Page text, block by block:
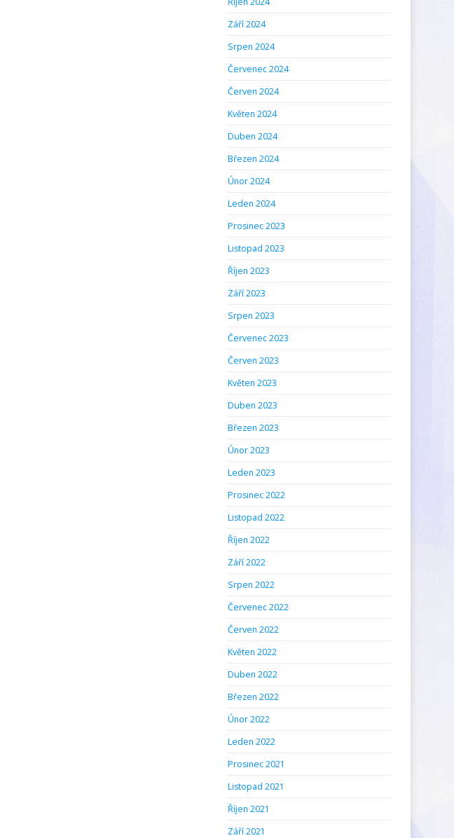
Září 2024
Srpen 2024
Červenec 2024
Červen 2024
Květen 2024
Duben 2024
Březen 2024
Únor 2024
Leden 2024
Prosinec 2023
Listopad 2023
Říjen 2023
Září 2023
Srpen 2023
Červenec 2023
Červen 2023
Květen 2023
Duben 2023
Březen 2023
Únor 2023
Leden 2023
Prosinec 2022
Listopad 2022
Říjen 2022
Září 2022
Srpen 2022
Červenec 2022
Červen 2022
Květen 2022
Duben 2022
Březen 2022
Únor 2022
Leden 2022
Prosinec 2021
Listopad 2021
Říjen 2021
Září 2021